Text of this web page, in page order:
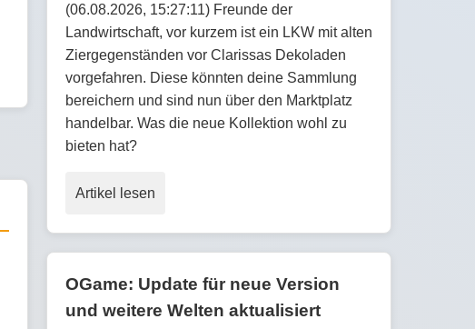
(06.08.2026, 15:27:11) Freunde der
Landwirtschaft, vor kurzem ist ein LKW mit alten
Ziergegenständen vor Clarissas Dekoladen
vorgefahren. Diese könnten deine Sammlung
bereichern und sind nun über den Marktplatz
handelbar. Was die neue Kollektion wohl zu
bieten hat?
Artikel lesen
OGame: Update für neue Version
und weitere Welten aktualisiert